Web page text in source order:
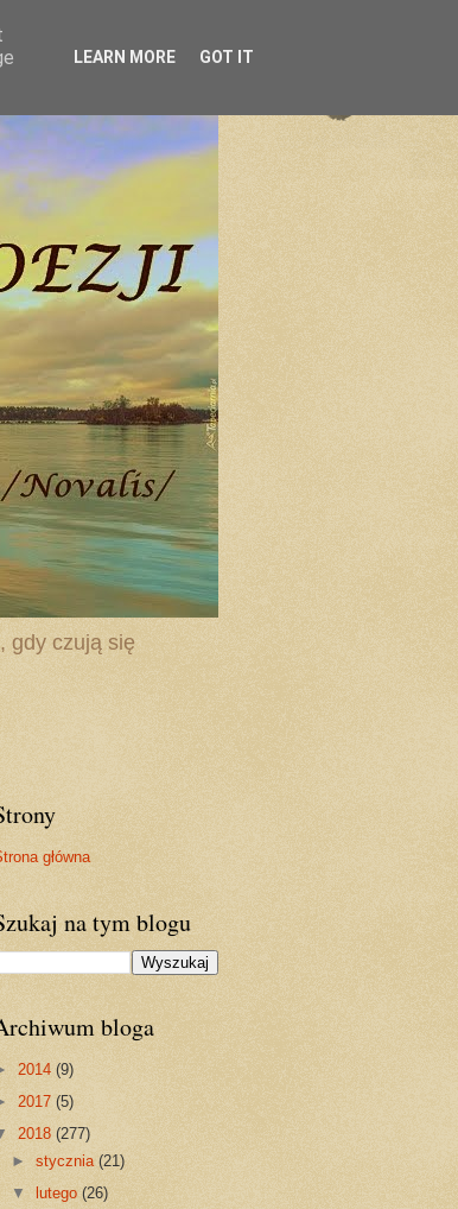
gdy czują się
główna
na tym blogu
bloga
2014 (9)
2017 (5)
2018 (277)
►stycznia(21)
▼
lutego(26)
LEARN MORE GOT IT